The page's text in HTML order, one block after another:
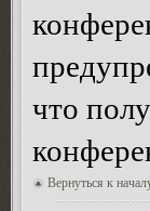
что
Вернуться к